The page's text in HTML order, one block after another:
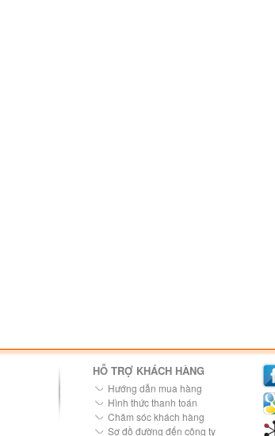
HỖ TRỢ KHÁCH HÀNG
Hướng dẫn mua hàng
Hình thức thanh toán
Chăm sóc khách hàng
Sơ đồ đường đến công ty